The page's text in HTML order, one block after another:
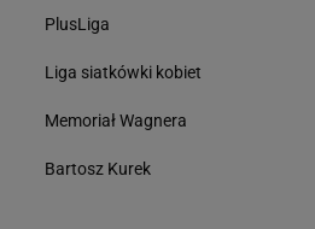
PlusLiga
Liga siatkówki kobiet
Memoriał Wagnera
Bartosz Kurek